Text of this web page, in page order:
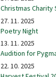
Christmas Charity
27. 11. 2025
Poetry Night
13. 11. 2025
Audition for
22. 10. 2025